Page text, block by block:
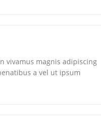
vivamus magnis adipiscing
a vel ut ipsum